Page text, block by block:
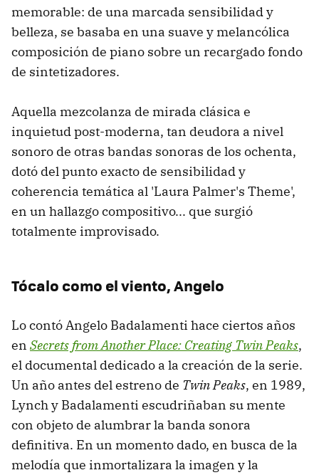
memorable: de una marcada sensibilidad y
belleza, se basaba en una suave y melancólica
composición de piano sobre un recargado fondo
de sintetizadores.
Aquella mezcolanza de mirada clásica e
inquietud post-moderna, tan deudora a nivel
sonoro de otras bandas sonoras de los ochenta,
dotó del punto exacto de sensibilidad y
coherencia temática al 'Laura Palmer's Theme',
en un hallazgo compositivo... que surgió
totalmente improvisado.
Tócalo como el viento, Angelo
Lo contó Angelo Badalamenti hace ciertos años
en Secrets from Another Place: Creating Twin Peaks,
el documental dedicado a la creación de la serie.
Un año antes del estreno de Twin Peaks, en 1989,
Lynch y Badalamenti escudriñaban su mente
con objeto de alumbrar la banda sonora
definitiva. En un momento dado, en busca de la
melodía que inmortalizara la imagen y la